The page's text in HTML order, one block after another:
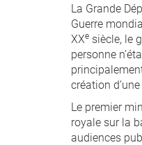
La Grande
Guerre
XXe siècle, le
personne
création
Le premier
royale sur la
audiences